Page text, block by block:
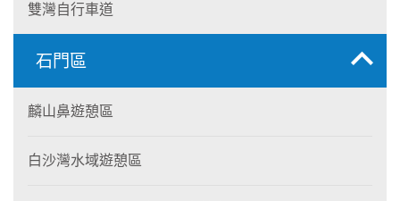
雙灣自行車道
石門區
麟山鼻遊憩區
白沙灣水域遊憩區